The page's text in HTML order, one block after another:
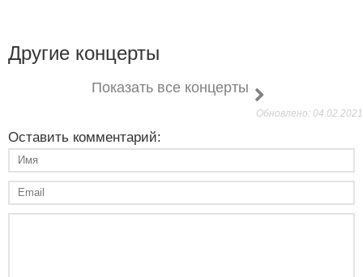
Другие концерты
Показать все концерты
Обновлено: 04.02.2021
Оставить комментарий: